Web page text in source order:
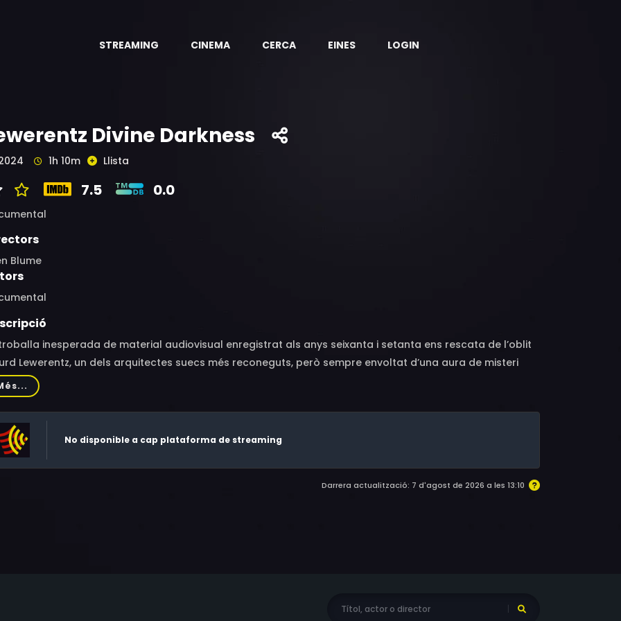
STREAMING CINEMA CERCA EINES LOGIN
Divine Darkness
1h 10m Llista
7.5 0.0
Blume
inesperada de material audiovisual enregistrat als anys seixanta i setanta ens rescata de l’oblit
Lewerentz, un dels arquitectes suecs més reconeguts, però sempre envoltat d’una aura de misteri
d’ell es conservaven molt poques imatges… Fins avui. Per fi surt a la llum la persona darrere
i la seva obra.
No disponible a cap plataforma de streaming
Darrera actualització: 7 d'agost de 2026 a les 13:10